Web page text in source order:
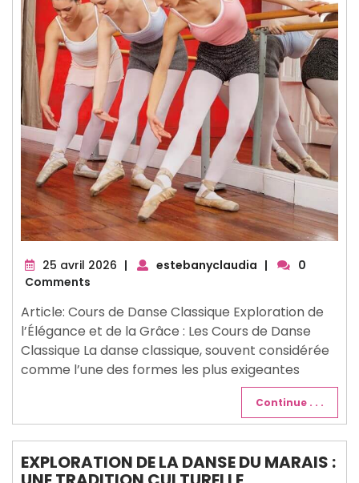
25 avril 2026 25
| estebanyclaudia |
0
Comments
Article: Cours de Danse Classique Exploration de
l’Élégance et de la Grâce : Les Cours de Danse
Classique La danse classique, souvent considérée
comme l’une des formes les plus exigeantes
Continue . . .
EXPLORATION DE LA DANSE DU MARAIS :